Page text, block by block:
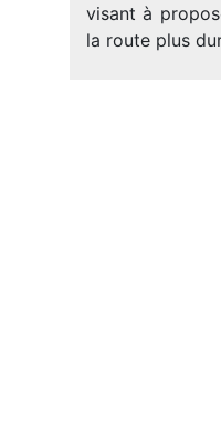
visant à
la route plus